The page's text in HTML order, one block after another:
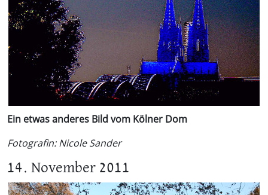
Ein etwas anderes Bild vom Kölner Dom
Fotografin: Nicole Sander
14. November 2011